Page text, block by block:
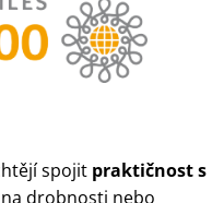
spojit praktičnost s
drobnosti nebo